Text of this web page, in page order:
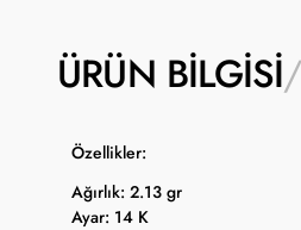
ÜRÜN BILGISI
Özellikler:
Ağırlık: 2.13 gr
Ayar: 14 K